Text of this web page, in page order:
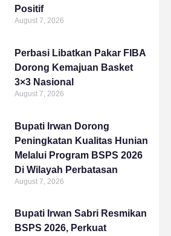
Positif
August 7, 2026
Perbasi Libatkan Pakar FIBA
Dorong Kemajuan Basket
3×3 Nasional
August 7, 2026
Bupati Irwan Dorong
Peningkatan Kualitas Hunian
Melalui Program BSPS 2026
Di Wilayah Perbatasan
August 7, 2026
Bupati Irwan Sabri Resmikan
BSPS 2026, Perkuat